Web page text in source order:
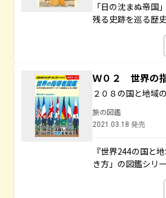
「日の沈まぬ帝
残る史跡を巡る歴
Ｗ０２ 世界の
２０８の国と地域
旅の図鑑
2021.03.18 発売
『世界244の国と
き方」の図鑑シリ